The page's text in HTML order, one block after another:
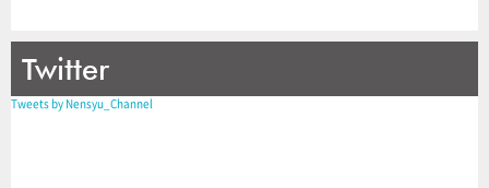
Twitter
Tweets by Nensyu_Channel